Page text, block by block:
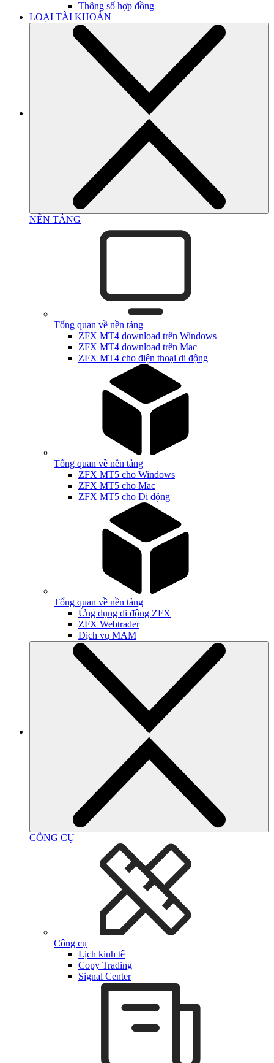
Thông số hợp đồng
LOẠI TÀI KHOẢN
NỀN TẢNG
Tổng quan về nền tảng
ZFX MT4 download trên Windows
ZFX MT4 download trên Mac
ZFX MT4 cho điện thoại di động
Tổng quan về nền tảng
ZFX MT5 cho Windows
ZFX MT5 cho Mac
ZFX MT5 cho Di động
Tổng quan về nền tảng
Ứng dụng di động ZFX
ZFX Webtrader
Dịch vụ MAM
CÔNG CỤ
Công cụ
Lịch kinh tế
Copy Trading
Signal Center